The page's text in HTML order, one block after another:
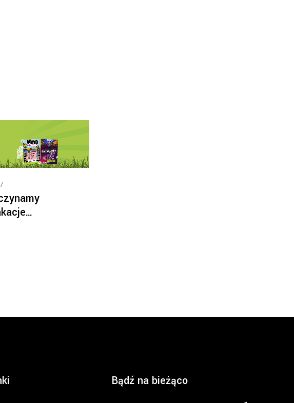
Bądź na bieżąco